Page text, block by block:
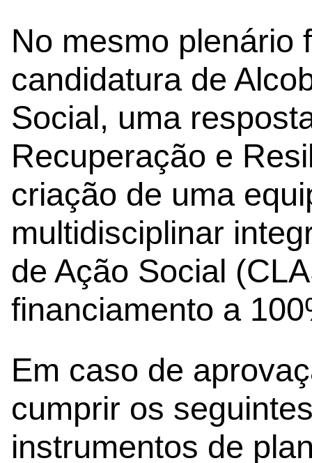
No mesmo plenário
candidatura de
Social, uma
Recuperação e
criação de uma
multidisciplinar
de Ação Social
financiamento a
Em caso de
cumprir os
instrumentos de